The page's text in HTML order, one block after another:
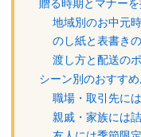
贈る時期とマナー
地域別のお中元
のし紙と表書き
渡し方と配送の
シーン別のおすす
職場・取引先に
親戚・家族には